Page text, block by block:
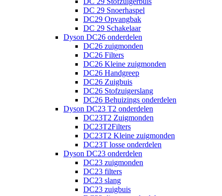
DC 29 Snoerhaspel
DC29 Opvangbak
DC 29 Schakelaar
Dyson DC26 onderdelen
DC26 zuigmonden
DC26 Filters
DC26 Kleine zuigmonden
DC26 Handgreep
DC26 Zuigbuis
DC26 Stofzuigerslang
DC26 Behuizings onderdelen
Dyson DC23 T2 onderdelen
DC23T2 Zuigmonden
DC23T2Filters
DC23T2 Kleine zuigmonden
DC23T losse onderdelen
Dyson DC23 onderdelen
DC23 zuigmonden
DC23 filters
DC23 slang
DC23 zuigbuis